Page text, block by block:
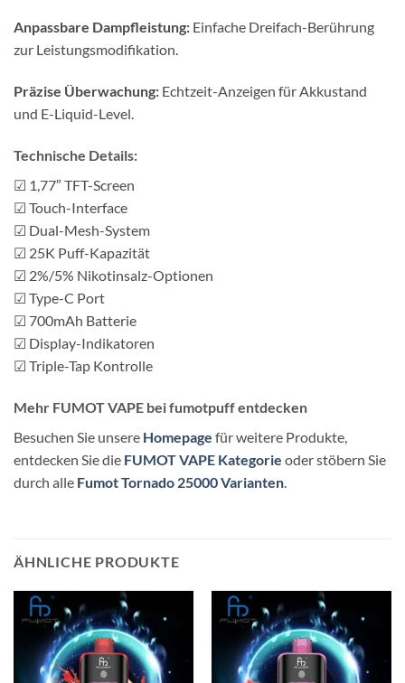
Anpassbare Dampfleistung: Einfache Dreifach-Berührung
zur Leistungsmodifikation.
Präzise Überwachung: Echtzeit-Anzeigen für Akkustand
und E-Liquid-Level.
Technische Details:
☑ 1,77″ TFT-Screen
☑ Touch-Interface
☑ Dual-Mesh-System
☑ 25K Puff-Kapazität
☑ 2%/5% Nikotinsalz-Optionen
☑ Type-C Port
☑ 700mAh Batterie
☑ Display-Indikatoren
☑ Triple-Tap Kontrolle
Mehr FUMOT VAPE bei fumotpuff entdecken
Besuchen Sie unsere Homepage für weitere Produkte,
entdecken Sie die FUMOT VAPE Kategorie oder stöbern Sie
durch alle Fumot Tornado 25000 Varianten
ÄHNLICHE PRODUKTE